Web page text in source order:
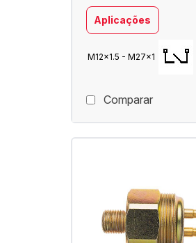
Aplicações
M12x1.5 - M27x1
Comparar